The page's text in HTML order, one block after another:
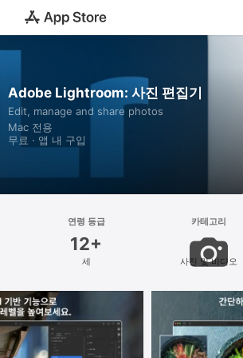
Adobe Lightroom: 사진 편집기
Edit, manage and share photos
Mac 전용
무료 · 앱 내 구입
연령 등급
12+
세
카테고리
사진 및 비디오